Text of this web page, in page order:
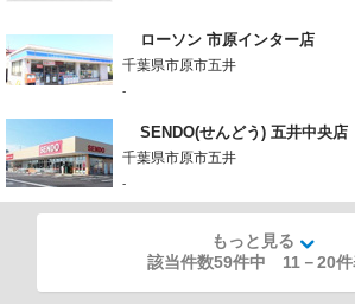
ローソン 市原インター店
千葉県市原市五井
-
SENDO(せんどう) 五井中央店
千葉県市原市五井
-
もっと見る
該当件数59件中 11 －20